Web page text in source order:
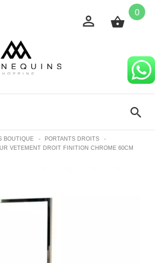
0
BOUTIQUE - PORTANTS DROITS
-
VETEMENT DROIT FINITION CHROME 60CM